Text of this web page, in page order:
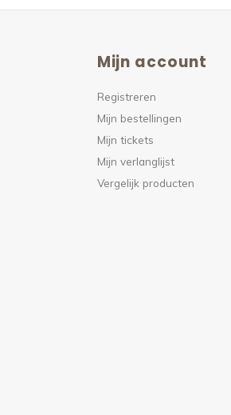
Mijn account
Registreren
Mijn bestellingen
Mijn tickets
Mijn verlanglijst
Vergelijk producten